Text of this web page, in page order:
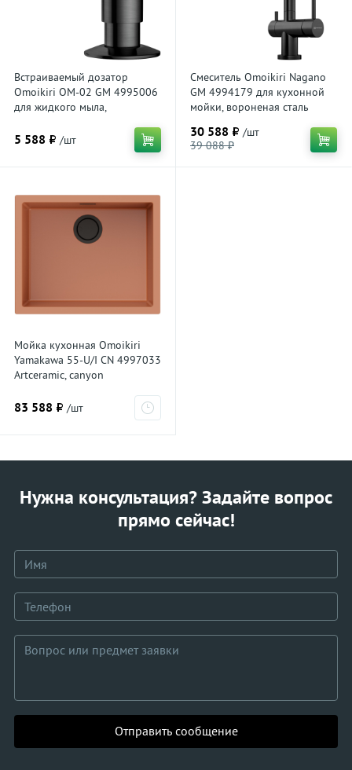
Встраиваемый дозатор
Omoikiri OM-02 GM 4995006
для жидкого мыла,
5 588 ₽ /шт
Смеситель Omoikiri Nagano
GM 4994179 для кухонной
мойки, вороненая сталь
30 588 ₽ /шт
39 088 ₽
Мойка кухонная Omoikiri
Yamakawa 55-U/I CN 4997033
Artceramic, canyon
83 588 ₽ /шт
Нужна консультация? Задайте вопрос
прямо сейчас!
Отправить сообщение